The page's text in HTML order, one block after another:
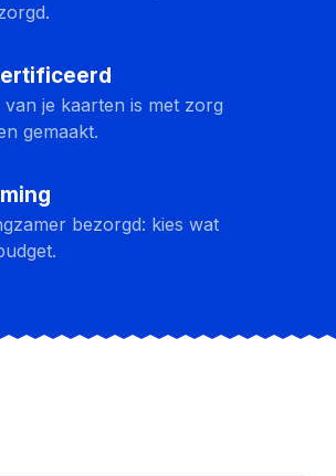
je kaarten is met zorg
gemaakt.
bezorgd: kies wat